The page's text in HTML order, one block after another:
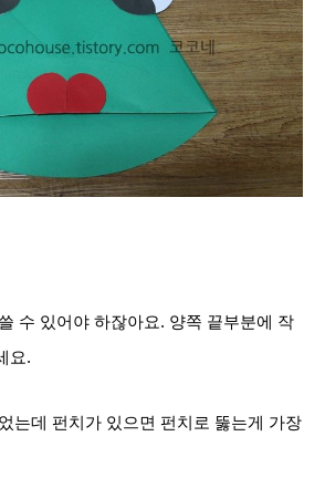
수 있어야 하잖아요. 양쪽 끝부분에 작
요.
는데 펀치가 있으면 펀치로 뚫는게 가장